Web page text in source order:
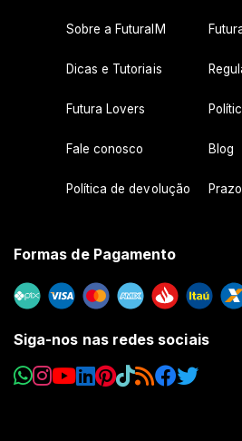
Sobre a FuturaIM
Dicas e Tutoriais
Futura Lovers
Fale conosco Blog
Política de devolução
Formas de Pagamento
Siga-nos nas redes sociais